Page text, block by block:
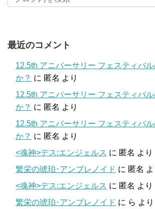
最近のコメント
12.5th アニバーサリー フェスティバ
か？ に 匿名 より
12.5th アニバーサリー フェスティバ
か？ に 匿名 より
12.5th アニバーサリー フェスティバ
か？ に 匿名 より
<魂神>デス:エンジェルス に 匿名 より
繁栄の琥珀･アンブレノイド に 匿名 よ
<魂神>デス:エンジェルス に 匿名 より
繁栄の琥珀･アンブレノイド に ら より